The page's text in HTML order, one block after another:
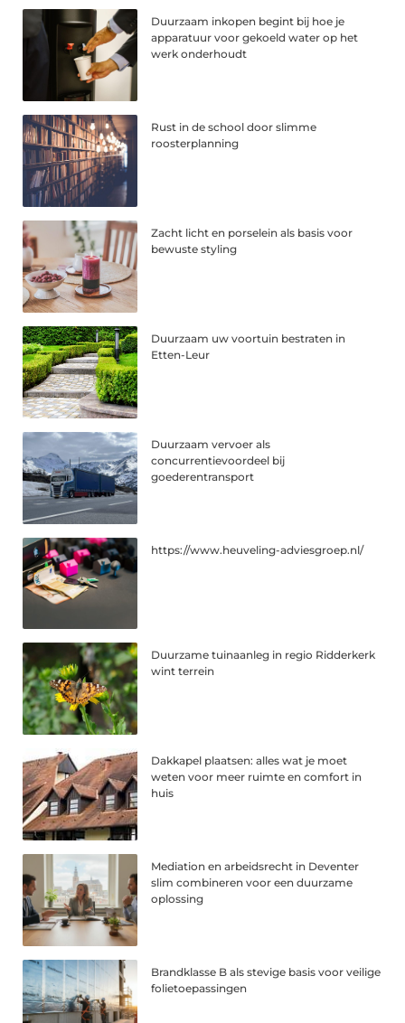
Duurzaam inkopen begint bij hoe je
apparatuur voor gekoeld water op het
werk onderhoudt
Rust in de school door slimme
roosterplanning
Zacht licht en porselein als basis voor
bewuste styling
Duurzaam uw voortuin bestraten in
Etten-Leur
Duurzaam vervoer als
concurrentievoordeel bij
goederentransport
https://www.heuveling-adviesgroep.nl/
Duurzame tuinaanleg in regio Ridderkerk
wint terrein
Dakkapel plaatsen: alles wat je moet
weten voor meer ruimte en comfort in
huis
Mediation en arbeidsrecht in Deventer
slim combineren voor een duurzame
oplossing
Brandklasse B als stevige basis voor veilige
folietoepassingen